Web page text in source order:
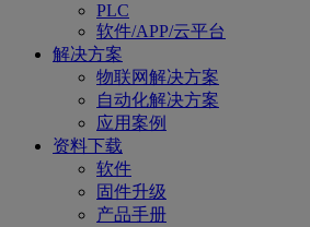
PLC
软件/APP/云平台
解决方案
物联网解决方案
自动化解决方案
应用案例
资料下载
软件
固件升级
产品手册